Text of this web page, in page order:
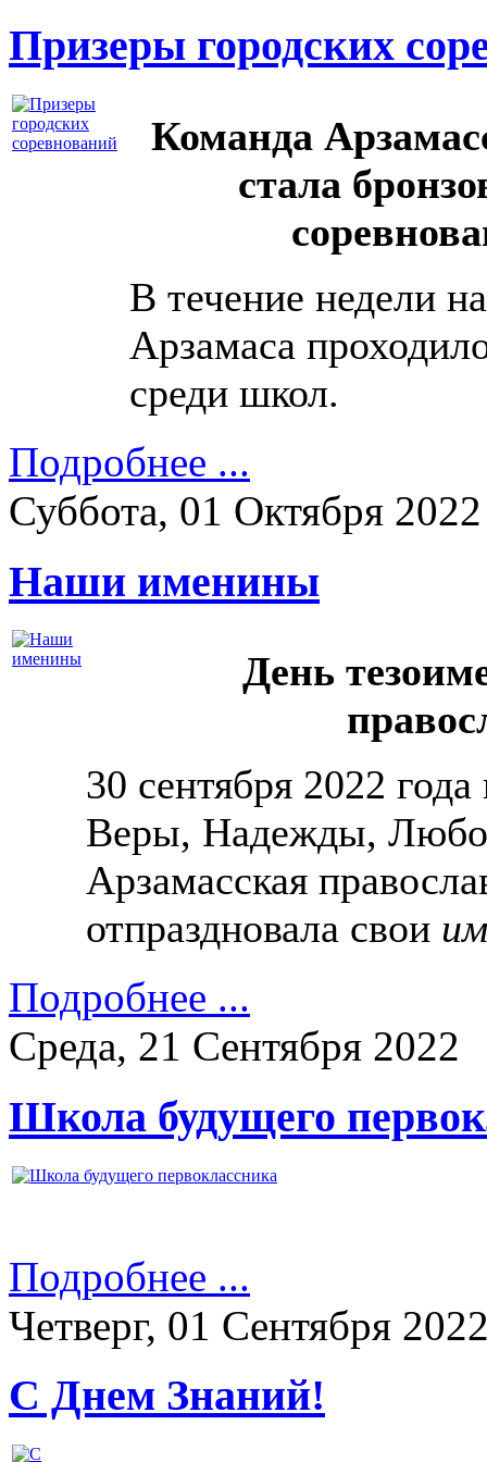
Призеры городских
Команда
стала
В течение недели
Арзамаса
среди школ.
Подробнее ...
Суббота, 01 Октября 2022
Наши именины
День
30 сентября 2022
Веры, Надежды,
Арзамасская
отпраздновала свои
Подробнее ...
Среда, 21 Сентября 2022
Школа будущего
Подробнее ...
Четверг, 01 Сентября
С Днем Знаний!